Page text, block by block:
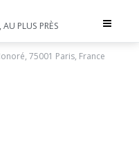
Toggle
PLUS PRÈS
75001 Paris, France